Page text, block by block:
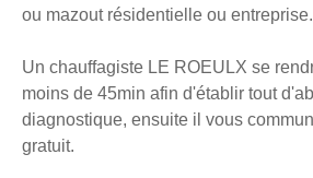
ou mazout résidentielle ou entreprise.
Un chauffagiste LE ROEULX se
moins de 45min afin d'établir tout
diagnostique, ensuite il vous
gratuit.